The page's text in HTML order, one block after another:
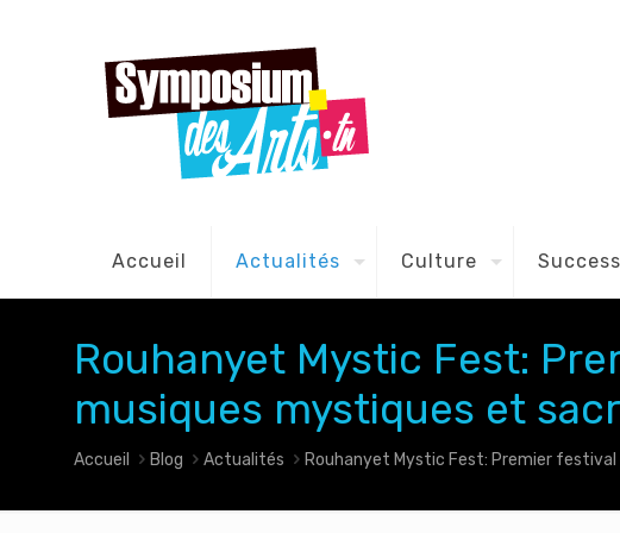
Accueil Actualités Culture
Rouhanyet Mystic Fest:
musiques mystiques et
Accueil Blog Actualités Rouhanyet Mystic Fest: Premier